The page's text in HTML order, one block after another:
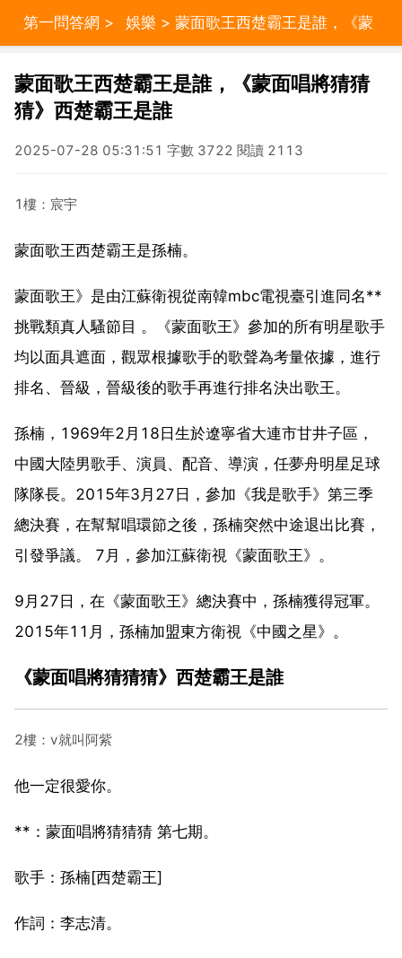
第一問答網 > 娛樂 > 蒙面歌王西楚霸王是誰，《蒙
面唱將猜猜猜》西楚霸王是誰
蒙面歌王西楚霸王是誰，《蒙面唱將猜猜
猜》西楚霸王是誰
2025-07-28 05:31:51 字數 3722 閱讀 2113
1樓：宸宇
蒙面歌王西楚霸王是孫楠。
蒙面歌王》是由江蘇衛視從南韓mbc電視臺引進同名**
挑戰類真人騷節目 。《蒙面歌王》參加的所有明星歌手
均以面具遮面，觀眾根據歌手的歌聲為考量依據，進行
排名、晉級，晉級後的歌手再進行排名決出歌王。
孫楠，1969年2月18日生於遼寧省大連市甘井子區，
中國大陸男歌手、演員、配音、導演，任夢舟明星足球
隊隊長。2015年3月27日，參加《我是歌手》第三季
總決賽，在幫幫唱環節之後，孫楠突然中途退出比賽，
引發爭議。 7月，參加江蘇衛視《蒙面歌王》。
9月27日，在《蒙面歌王》總決賽中，孫楠獲得冠軍。
2015年11月，孫楠加盟東方衛視《中國之星》。
《蒙面唱將猜猜猜》西楚霸王是誰
2樓：v就叫阿紫
他一定很愛你。
**：蒙面唱將猜猜猜 第七期。
歌手：孫楠[西楚霸王]
作詞：李志清。